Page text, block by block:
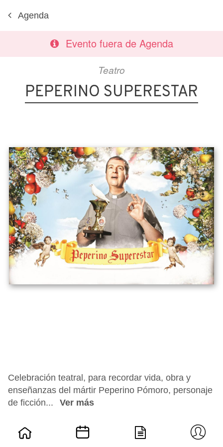
Agenda
Evento fuera de Agenda
Teatro
PEPERINO SUPERESTAR
Celebración teatral, para recordar vida, obra y
enseñanzas del mártir Peperino Pómoro, personaje
de ficción...
Ver más